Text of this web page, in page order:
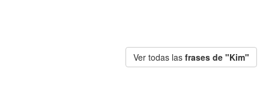
Ver todas las frases de "Kim"